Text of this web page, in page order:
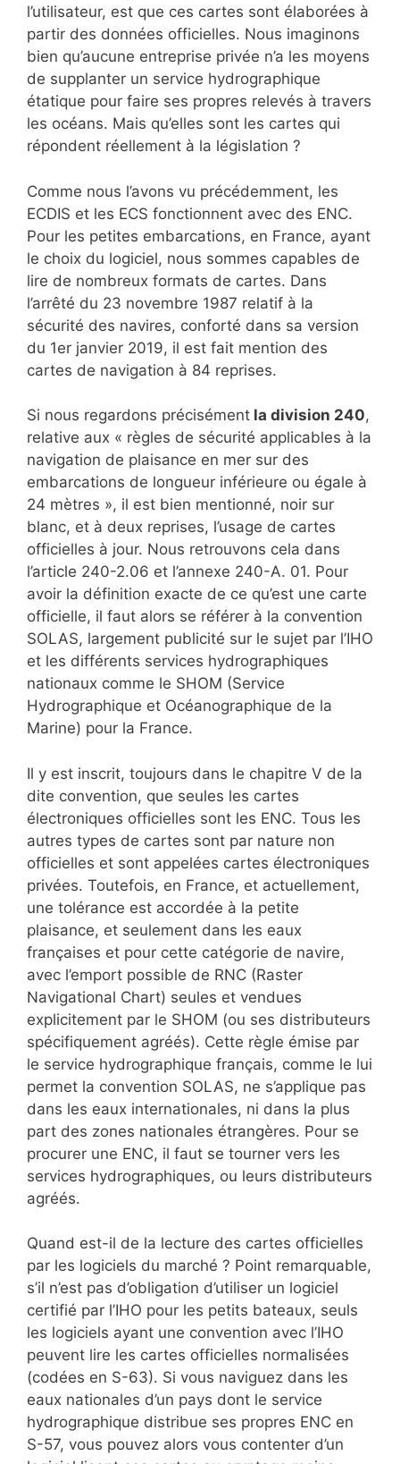
l’utilisateur, est que ces cartes sont élaborées à
partir des données officielles. Nous imaginons
bien qu’aucune entreprise privée n’a les moyens
de supplanter un service hydrographique
étatique pour faire ses propres relevés à travers
les océans. Mais qu’elles sont les cartes qui
répondent réellement à la législation ?
Comme nous l’avons vu précédemment, les
ECDIS et les ECS fonctionnent avec des ENC.
Pour les petites embarcations, en France, ayant
le choix du logiciel, nous sommes capables de
lire de nombreux formats de cartes. Dans
l’arrêté du 23 novembre 1987 relatif à la
sécurité des navires, conforté dans sa version
du 1er janvier 2019, il est fait mention des
cartes de navigation à 84 reprises.
Si nous regardons précisément la division 240,
relative aux « règles de sécurité applicables à la
navigation de plaisance en mer sur des
embarcations de longueur inférieure ou égale à
24 mètres », il est bien mentionné, noir sur
blanc, et à deux reprises, l’usage de cartes
officielles à jour. Nous retrouvons cela dans
l’article 240-2.06 et l’annexe 240-A. 01. Pour
avoir la définition exacte de ce qu’est une carte
officielle, il faut alors se référer à la convention
SOLAS, largement publicité sur le sujet par l’IHO
et les différents services hydrographiques
nationaux comme le SHOM (Service
Hydrographique et Océanographique de la
Marine) pour la France.
Il y est inscrit, toujours dans le chapitre V de la
dite convention, que seules les cartes
électroniques officielles sont les ENC. Tous les
autres types de cartes sont par nature non
officielles et sont appelées cartes électroniques
privées. Toutefois, en France, et actuellement,
une tolérance est accordée à la petite
plaisance, et seulement dans les eaux
françaises et pour cette catégorie de navire,
avec l’emport possible de RNC (Raster
Navigational Chart) seules et vendues
explicitement par le SHOM (ou ses distributeurs
spécifiquement agréés). Cette règle émise par
le service hydrographique français, comme le lui
permet la convention SOLAS, ne s’applique pas
dans les eaux internationales, ni dans la plus
part des zones nationales étrangères. Pour se
procurer une ENC, il faut se tourner vers les
services hydrographiques, ou leurs distributeurs
agréés.
Quand est-il de la lecture des cartes officielles
par les logiciels du marché ? Point remarquable,
s’il n’est pas d’obligation d’utiliser un logiciel
certifié par l’IHO pour les petits bateaux, seuls
les logiciels ayant une convention avec l’IHO
peuvent lire les cartes officielles normalisées
(codées en S-63). Si vous naviguez dans les
eaux nationales d’un pays dont le service
hydrographique distribue ses propres ENC en
S-57, vous pouvez alors vous contenter d’un